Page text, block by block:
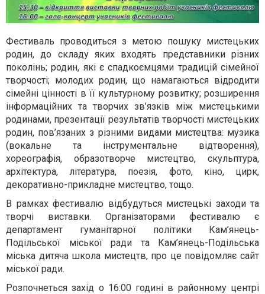
Фестиваль проводиться з метою пошуку мистецьких
родин, до складу яких входять представники різних
поколінь; родин, які є спадкоємцями традицій сімейної
творчості; молодих родин, що намагаються відродити
сімейні цінності в її культурному розвитку; розширення
інформаційних та творчих зв’язків між мистецькими
родинами, презентації результатів творчості мистецьких
родин, пов’язаних з різними видами мистецтва: музика
(вокальне та інструментальне відтворення),
хореографія, образотворче мистецтво, скульптура,
архітектура, література, поезія, фото, кіно, цирк,
декоративно-прикладне мистецтво, тощо.
В рамках фестивалю відбудуться мистецькі заходи та
творчі виставки. Організаторами фестивалю є
департамент гуманітарної політики Кам’янець-
Подільської міської ради та Кам’янець-Подільська
міська дитяча школа мистецтв, про це повідомляє сайт
міської ради.
Розпочнеться захід о 16:00 годині в районному центрі